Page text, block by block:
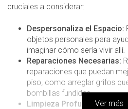
cruciales a considerar:
Despersonaliza el Espacio:
objetos personales para
imaginar cómo sería vivir allí.
Reparaciones Necesarias:
reparaciones que puedan
piso, como arreglar grifos
bombillas fundidas.
Limpieza Profunda:Una
Ver más